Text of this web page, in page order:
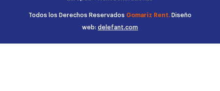
Todos los Derechos Reservados Gomariz Rent. Diseño
web: delefant.com